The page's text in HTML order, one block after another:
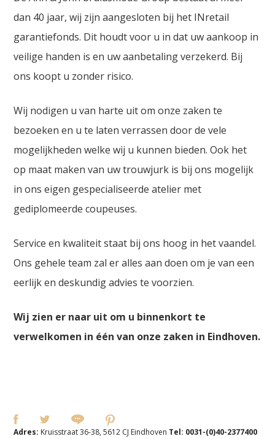
dan 40 jaar, wij zijn aangesloten bij het INretail
garantiefonds. Dit houdt voor u in dat uw aankoop in
veilige handen is en uw aanbetaling verzekerd. Bij
ons koopt u zonder risico.
Wij nodigen u van harte uit om onze zaken te
bezoeken en u te laten verrassen door de vele
mogelijkheden welke wij u kunnen bieden. Ook het
op maat maken van uw trouwjurk is bij ons mogelijk
in ons eigen gespecialiseerde atelier met
gediplomeerde coupeuses.
Service en kwaliteit staat bij ons hoog in het vaandel.
Ons gehele team zal er alles aan doen om je van een
eerlijk en deskundig advies te voorzien.
Wij zien er naar uit om u binnenkort te
verwelkomen in één van onze zaken in Eindhoven.
Adres: Kruisstraat 36-38, 5612 CJ Eindhoven Tel: 0031-(0)40-2377400